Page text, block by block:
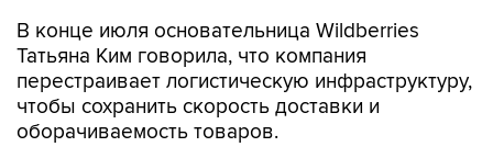
В конце июля основательница Wildberries
Татьяна Ким говорила, что компания
перестраивает логистическую инфраструктуру,
чтобы сохранить скорость доставки и
оборачиваемость товаров.